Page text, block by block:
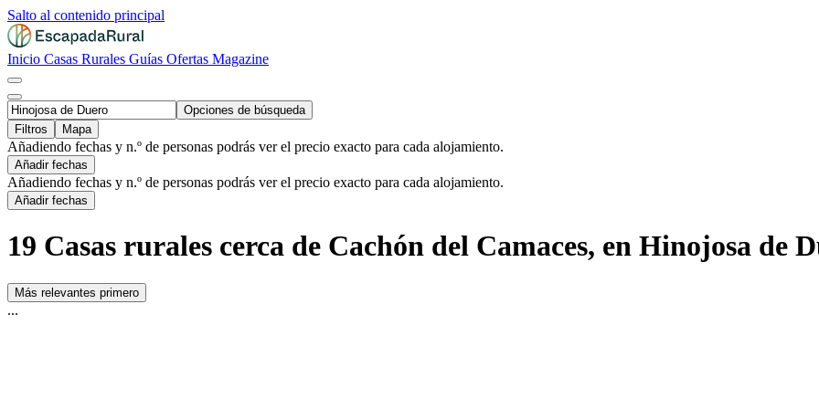
Salto al contenido principal
Inicio Casas Rurales Guías Ofertas Magazine
Opciones de búsqueda
Filtros
Mapa
Añadiendo fechas y n.º de personas podrás ver el precio exacto para cada alojamiento.
Añadir fechas
Añadiendo fechas y n.º de personas podrás ver el precio exacto para cada alojamiento.
Añadir fechas
19 Casas rurales cerca de Cachón del Camaces, en Hinojosa de
Más relevantes primero
...